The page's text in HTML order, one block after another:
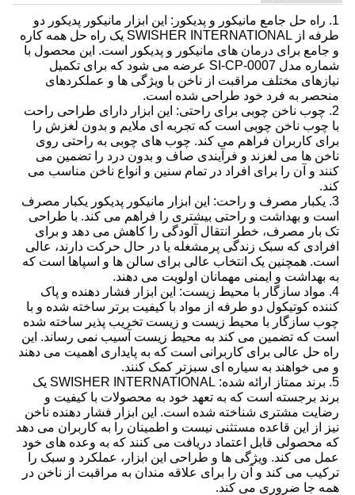
1. راه حل جامع مانیکور و پدیکور: این ابزار مانیکور پدیکور دو
طرفه از SWISHER INTERNATIONAL یک راه حل همه کاره
و جامع برای درمان های مانیکور و پدیکور است. این محصول با
شماره مدل SI-CP-0007 عرضه می شود که برای تکمیل
نیازهای مختلف مراقبت از ناخن با ویژگی ها و عملکردهای
منحصر به فرد خود طراحی شده است.
2. چوب ناخن چوبی برای راحتی: این ابزار دارای طراحی راحت
با چوب ناخن چوبی است که تجربه ای ملایم و بدون لغزش را
برای کاربران فراهم می کند. چوب های چوبی به راحتی روی
ناخن ها می لغزند و فرآیندی صاف و بدون درد را تضمین می
کنند و آن را برای افراد در تمام سنین و انواع ناخن مناسب می
کند.
3. یکبار مصرف و راحت: این ابزار مانیکور پدیکور یکبار مصرف
است و بهداشت و راحتی بیشتری را فراهم می کند. با طراحی
تک بار مصرف، خطر انتقال آلودگی را کاهش می دهد و برای
افرادی که سبک زندگی پرمشغله یا در حال حرکت دارند، عالی
است. همچنین یک انتخاب عالی برای سالن ها و اسپاها است که
به بهداشت و ایمنی مهمانان اولویت می دهند.
4. مواد سازگار با محیط زیست: این ابزار فشار دهنده و پاک
کننده کوتیکول دو طرفه از مواد با کیفیت برتر ساخته شده و با
چوب سازگار با محیط زیست و زیست تخریب پذیر ساخته شده
است که تضمین می کند به محیط زیست آسیب نمی رساند. این
راه حل عالی برای کاربرانی است که به پایداری اهمیت می دهند
و می خواهند به سیاره ای سبزتر کمک کنند.
5. برند ممتاز ارائه شده: SWISHER INTERNATIONAL یک
برند برجسته است که به تعهد خود به محصولات با کیفیت و
رضایت مشتری شناخته شده است. این ابزار فشار دهنده ناخن
نیز از این قاعده مستثنی نیست و اطمینان را به کاربران می دهد
که محصولی قابل اعتماد دریافت می کنند که به وعده های خود
عمل می کند. ویژگی ها و طراحی این ابزار، عملکرد و سبک را
ترکیب می کند و آن را برای علاقه مندان به مراقبت از ناخن در
همه جا ضروری می کند.